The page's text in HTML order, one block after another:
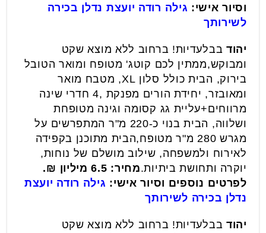
וסיור אישי: גילה רודה יועצת נדלן בכירה
לשירותך
יהוד בבלעדיות! ברחוב ללא מוצא שקט
ומבוקש,ממתין לכם קוטג' מטופח ומואר הטובל
בירוק, הבית כולל סלון XL, מטבח מואר
ומאובזר, יחידת הורים מפנקת ,4 חדרי שינה
מרווחים+עליית גג קסומה וגינה מטופחת
ושלווה, הבית בנוי כ-220 מ"ר המתפרשים על
מגרש 280 מ"ר מטופח,הבית מתוכנן בקפידה
לאירוח ולמשפחה, שילוב מושלם של נוחות,
יוקרה ותחושת ביתיות.
מחיר: 6.5 מיליון ₪.
לפרטים נוספים וסיור אישי: גילה רודה יועצת
נדלן בכירה לשירותך
יהוד בבלעדיות! ברחוב ללא מוצא שקט